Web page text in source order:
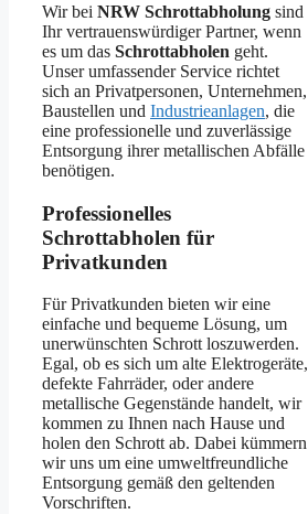
Wir bei NRW Schrottabholung sind
Ihr vertrauenswürdiger Partner, wenn
es um das Schrottabholen geht.
Unser umfassender Service richtet
sich an Privatpersonen, Unternehmen,
Baustellen und Industrieanlagen, die
eine professionelle und zuverlässige
Entsorgung ihrer metallischen Abfälle
benötigen.
Professionelles
Schrottabholen für
Privatkunden
Für Privatkunden bieten wir eine
einfache und bequeme Lösung, um
unerwünschten Schrott loszuwerden.
Egal, ob es sich um alte Elektrogeräte,
defekte Fahrräder, oder andere
metallische Gegenstände handelt, wir
kommen zu Ihnen nach Hause und
holen den Schrott ab. Dabei kümmern
wir uns um eine umweltfreundliche
Entsorgung gemäß den geltenden
Vorschriften.